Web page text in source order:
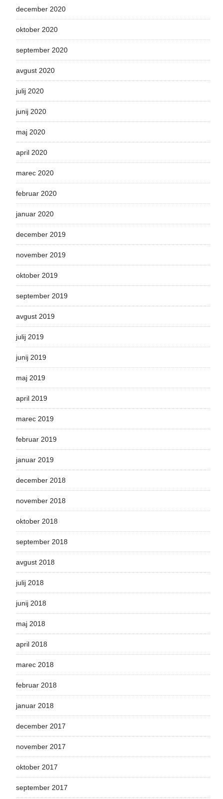
december 2020
oktober 2020
september 2020
avgust 2020
julij 2020
junij 2020
maj 2020
april 2020
marec 2020
februar 2020
januar 2020
december 2019
november 2019
oktober 2019
september 2019
avgust 2019
julij 2019
junij 2019
maj 2019
april 2019
marec 2019
februar 2019
januar 2019
december 2018
november 2018
oktober 2018
september 2018
avgust 2018
julij 2018
junij 2018
maj 2018
april 2018
marec 2018
februar 2018
januar 2018
december 2017
november 2017
oktober 2017
september 2017